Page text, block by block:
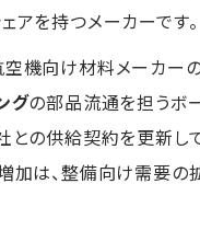
アを持つメーカーです。
機向け材料メーカー
グの部品流通を担うボー
との供給契約を更新し
加は、整備向け需要の